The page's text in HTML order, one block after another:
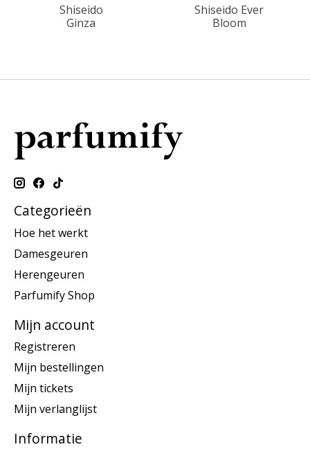
Shiseido
Ginza
Shiseido Ever
Bloom
Categorieën
Hoe het werkt
Damesgeuren
Herengeuren
Parfumify Shop
Mijn account
Registreren
Mijn bestellingen
Mijn tickets
Mijn verlanglijst
Informatie